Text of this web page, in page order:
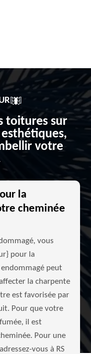
toitures sur
votre
la
cheminée
vous
pour la
peut
la charpente
est favorisée par
Pour que votre
il est
Pour une
vous à RS